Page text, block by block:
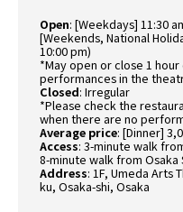
Open: [Weekdays] 11:30
[Weekends, National
10:00 pm)
*May open or close 1
performances in the
Closed: Irregular
*Please check the
when there are no
Average price: [Dinner]
Access: 3-minute walk
8-minute walk from Osaka
Address: 1F, Umeda Arts
ku, Osaka-shi, Osaka